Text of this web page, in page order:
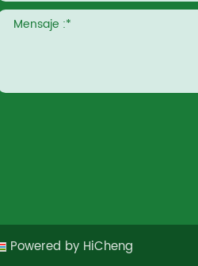
Powered by HiCheng